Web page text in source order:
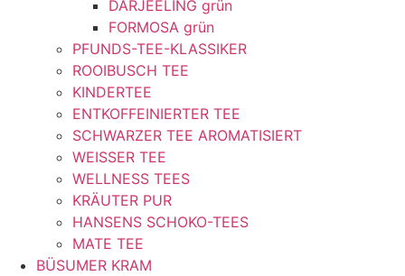
DARJEELING grün
FORMOSA grün
PFUNDS-TEE-KLASSIKER
ROOIBUSCH TEE
KINDERTEE
ENTKOFFEINIERTER TEE
SCHWARZER TEE AROMATISIERT
WEISSER TEE
WELLNESS TEES
KRÄUTER PUR
HANSENS SCHOKO-TEES
MATE TEE
BÜSUMER KRAM